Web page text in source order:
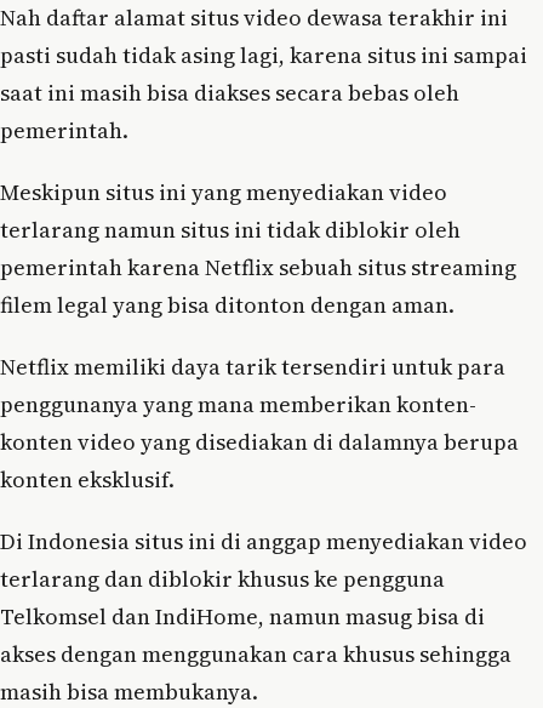
Nah daftar alamat situs video dewasa terakhir ini
pasti sudah tidak asing lagi, karena situs ini sampai
saat ini masih bisa diakses secara bebas oleh
pemerintah.
Meskipun situs ini yang menyediakan video
terlarang namun situs ini tidak diblokir oleh
pemerintah karena Netflix sebuah situs streaming
filem legal yang bisa ditonton dengan aman.
Netflix memiliki daya tarik tersendiri untuk para
penggunanya yang mana memberikan konten-
konten video yang disediakan di dalamnya berupa
konten eksklusif.
Di Indonesia situs ini di anggap menyediakan video
terlarang dan diblokir khusus ke pengguna
Telkomsel dan IndiHome, namun masug bisa di
akses dengan menggunakan cara khusus sehingga
masih bisa membukanya.